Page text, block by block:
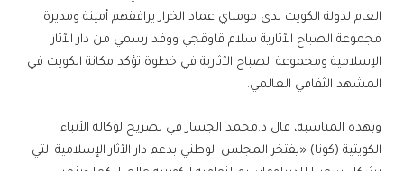
العام لدولة الكويت لدى مومباي عماد الخراز يرافقهم أمينة ومديرة
مجموعة الصباح الآثارية سلام قاوقجي ووفد رسمي من دار الآثار
الإسلامية ومجموعة الصباح الآثارية في خطوة تؤكد مكانة الكويت في
المشهد الثقافي العالمي.
وبهذه المناسبة، قال د.محمد الجسار في تصريح لوكالة الأنباء
الكويتية (كونا) «يفتخر المجلس الوطني بدعم دار الآثار الإسلامية التي